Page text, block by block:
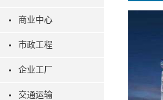
商业中心
市政工程
企业工厂
交通运输